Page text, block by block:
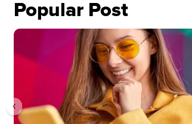
Popular Post